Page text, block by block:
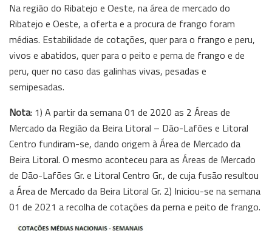
Na região do Ribatejo e Oeste, na área de mercado do
Ribatejo e Oeste, a oferta e a procura de frango foram
médias. Estabilidade de cotações, quer para o frango e peru,
vivos e abatidos, quer para o peito e perna de frango e de
peru, quer no caso das galinhas vivas, pesadas e
semipesadas.
Nota: 1) A partir da semana 01 de 2020 as 2 Áreas de
Mercado da Região da Beira Litoral – Dão-Lafões e Litoral
Centro fundiram-se, dando origem à Área de Mercado da
Beira Litoral. O mesmo aconteceu para as Áreas de Mercado
de Dão-Lafões Gr. e Litoral Centro Gr., de cuja fusão resultou
a Área de Mercado da Beira Litoral Gr. 2) Iniciou-se na semana
01 de 2021 a recolha de cotações da perna e peito de frango.